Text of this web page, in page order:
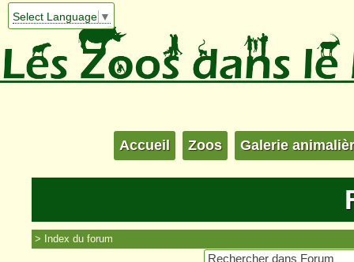
Select Language ▼
Accueil Zoos Galerie
Index du forum